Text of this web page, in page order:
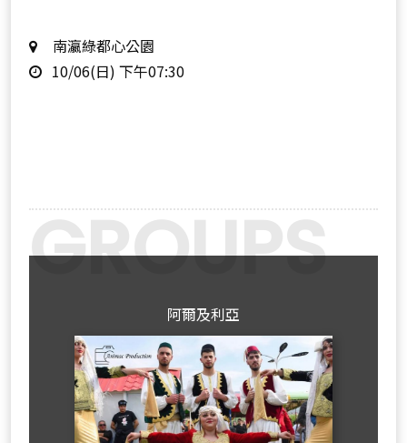
地
點
南瀛綠都心公園
時
10/06(日) 下午07:30
阿爾及利亞